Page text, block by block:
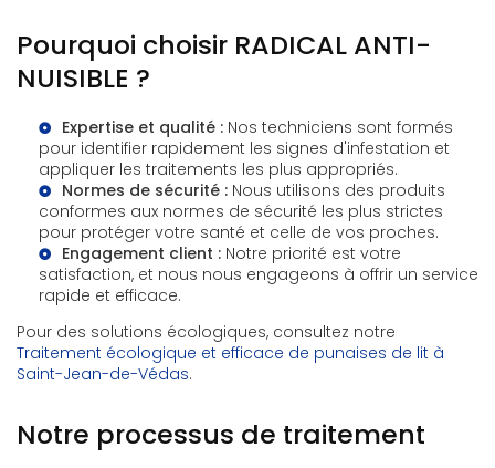
Pourquoi choisir RADICAL ANTI-
NUISIBLE ?
Expertise et qualité : Nos techniciens sont formés
pour identifier rapidement les signes d'infestation et
appliquer les traitements les plus appropriés.
Normes de sécurité : Nous utilisons des produits
conformes aux normes de sécurité les plus strictes
pour protéger votre santé et celle de vos proches.
Engagement client : Notre priorité est votre
satisfaction, et nous nous engageons à offrir un service
rapide et efficace.
Pour des solutions écologiques, consultez notre
Traitement écologique et efficace de punaises de lit à
Saint-Jean-de-Védas.
Notre processus de traitement